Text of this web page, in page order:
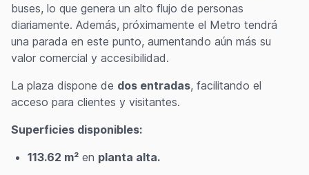
buses, lo que genera un alto flujo de personas
diariamente. Además, próximamente el Metro tendrá
una parada en este punto, aumentando aún más su
valor comercial y accesibilidad.
La plaza dispone de dos entradas, facilitando el
acceso para clientes y visitantes.
Superficies disponibles:
113.62 m² en planta alta.